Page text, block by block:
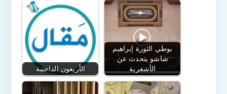
الأربعون الداجنية
بوطي الثورة إبراهيم
شاشو يتحدث عن
الأشعرية